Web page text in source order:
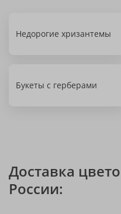
Недорогие хризантемы
Букеты с герберами
Доставка
России: